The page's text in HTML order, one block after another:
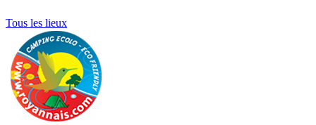
Tous les lieux